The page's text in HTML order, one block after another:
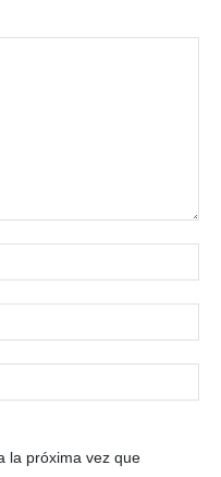
la próxima vez que